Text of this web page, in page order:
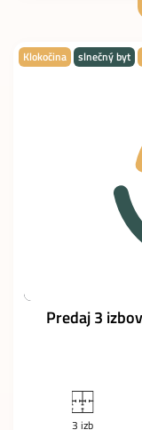
Klokočina slnečný byt
Predaj 3
3 izb